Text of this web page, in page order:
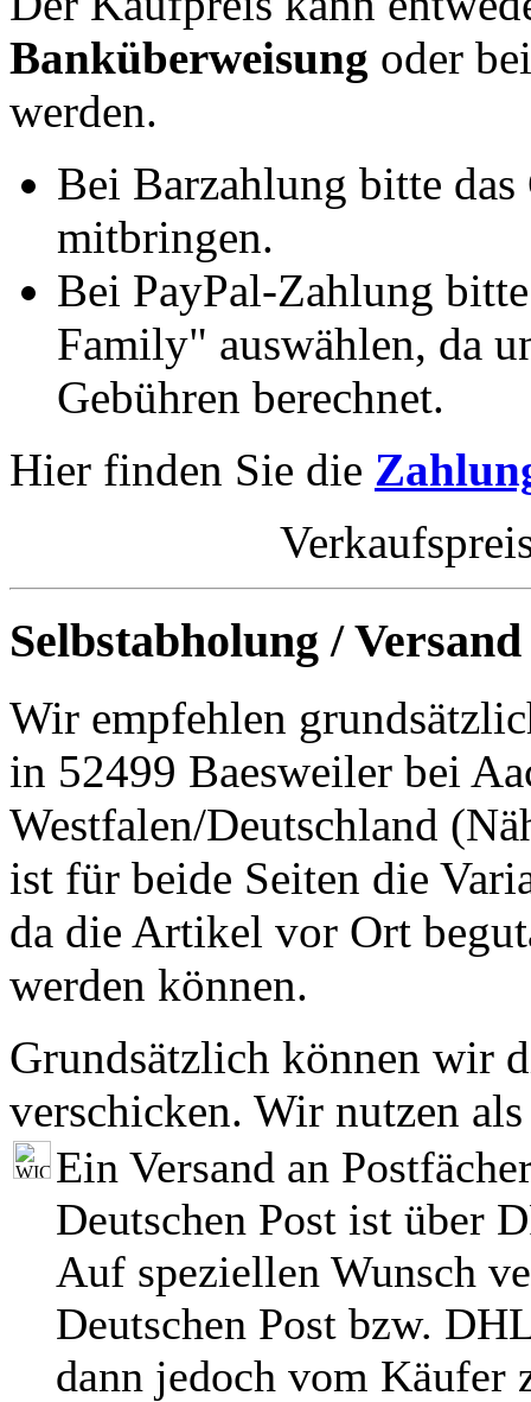
Banküberweisung oder
werden.
Bei Barzahlung bitte
mitbringen.
Bei PayPal-Zahlung
Family" auswählen, da
Gebühren berechnet.
Hier finden Sie die
Selbstabholung / Versand
Wir empfehlen
in 52499 Baesweiler bei
Westfalen/Deutschland
ist für beide Seiten die
da die Artikel vor Ort
werden können.
Grundsätzlich können wir
verschicken. Wir nutzen
Ein Versand an
Deutschen Post ist über
Auf speziellen Wunsch
Deutschen Post bzw.
dann jedoch vom Käufer